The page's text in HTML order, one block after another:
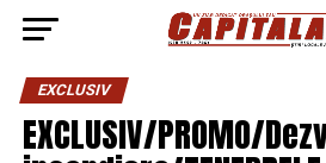
EXCLUSIV
EXCLUSIV/PROMO/